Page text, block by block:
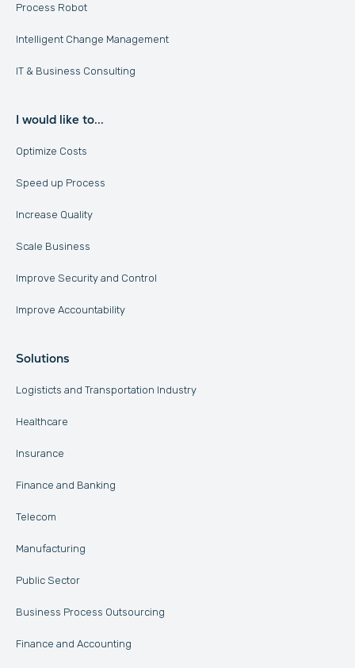
Process Robot
Intelligent Change Management
IT & Business Consulting
I would like to...
Optimize Costs
Speed up Process
Increase Quality
Scale Business
Improve Security and Control
Improve Accountability
Solutions
Logisticts and Transportation Industry
Healthcare
Insurance
Finance and Banking
Telecom
Manufacturing
Public Sector
Business Process Outsourcing
Finance and Accounting